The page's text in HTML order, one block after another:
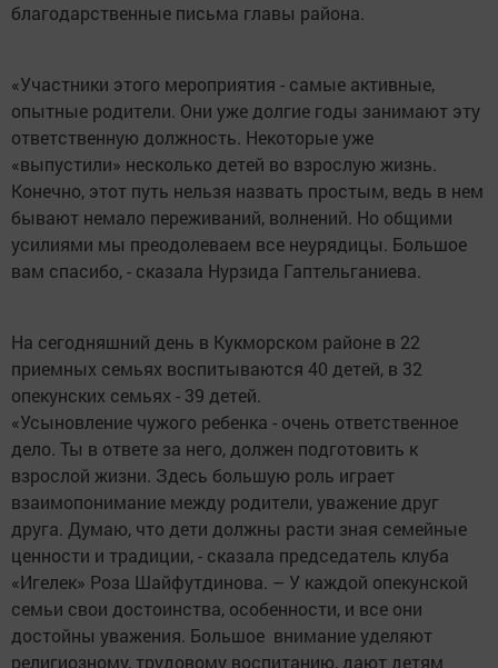
благодарственные письма главы района.
«Участники этого мероприятия - самые активные,
опытные родители. Они уже долгие годы занимают эту
ответственную должность. Некоторые уже
«выпустили» несколько детей во взрослую жизнь.
Конечно, этот путь нельзя назвать простым, ведь в нем
бывают немало переживаний, волнений. Но общими
усилиями мы преодолеваем все неурядицы. Большое
вам спасибо, - сказала Нурзида Гаптельганиева.
На сегодняшний день в Кукморском районе в 22
приемных семьях воспитываются 40 детей, в 32
опекунских семьях - 39 детей.
«Усыновление чужого ребенка - очень ответственное
дело. Ты в ответе за него, должен подготовить к
взрослой жизни. Здесь большую роль играет
взаимопонимание между родители, уважение друг
друга. Думаю, что дети должны расти зная семейные
ценности и традиции, - сказала председатель клуба
«Игелек» Роза Шайфутдинова. – У каждой опекунской
семьи свои достоинства, особенности, и все они
достойны уважения. Большое внимание уделяют
религиозному, трудовому воспитанию, дают детям